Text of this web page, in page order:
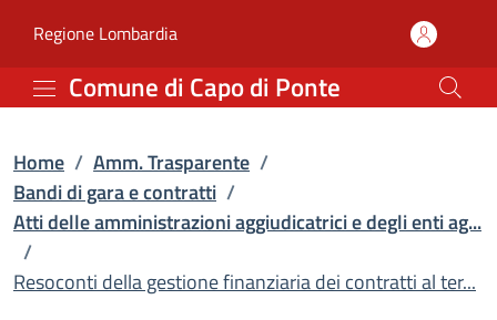
Resoconti della
Regione Lombardia(apre in un'altra scheda).
Comune di Capo di Ponte
Home / Amm. Trasparente /
Bandi di gara e contratti /
Atti delle amministrazioni aggiudicatrici e degli enti ag...
/
Resoconti della gestione finanziaria dei contratti al ter...